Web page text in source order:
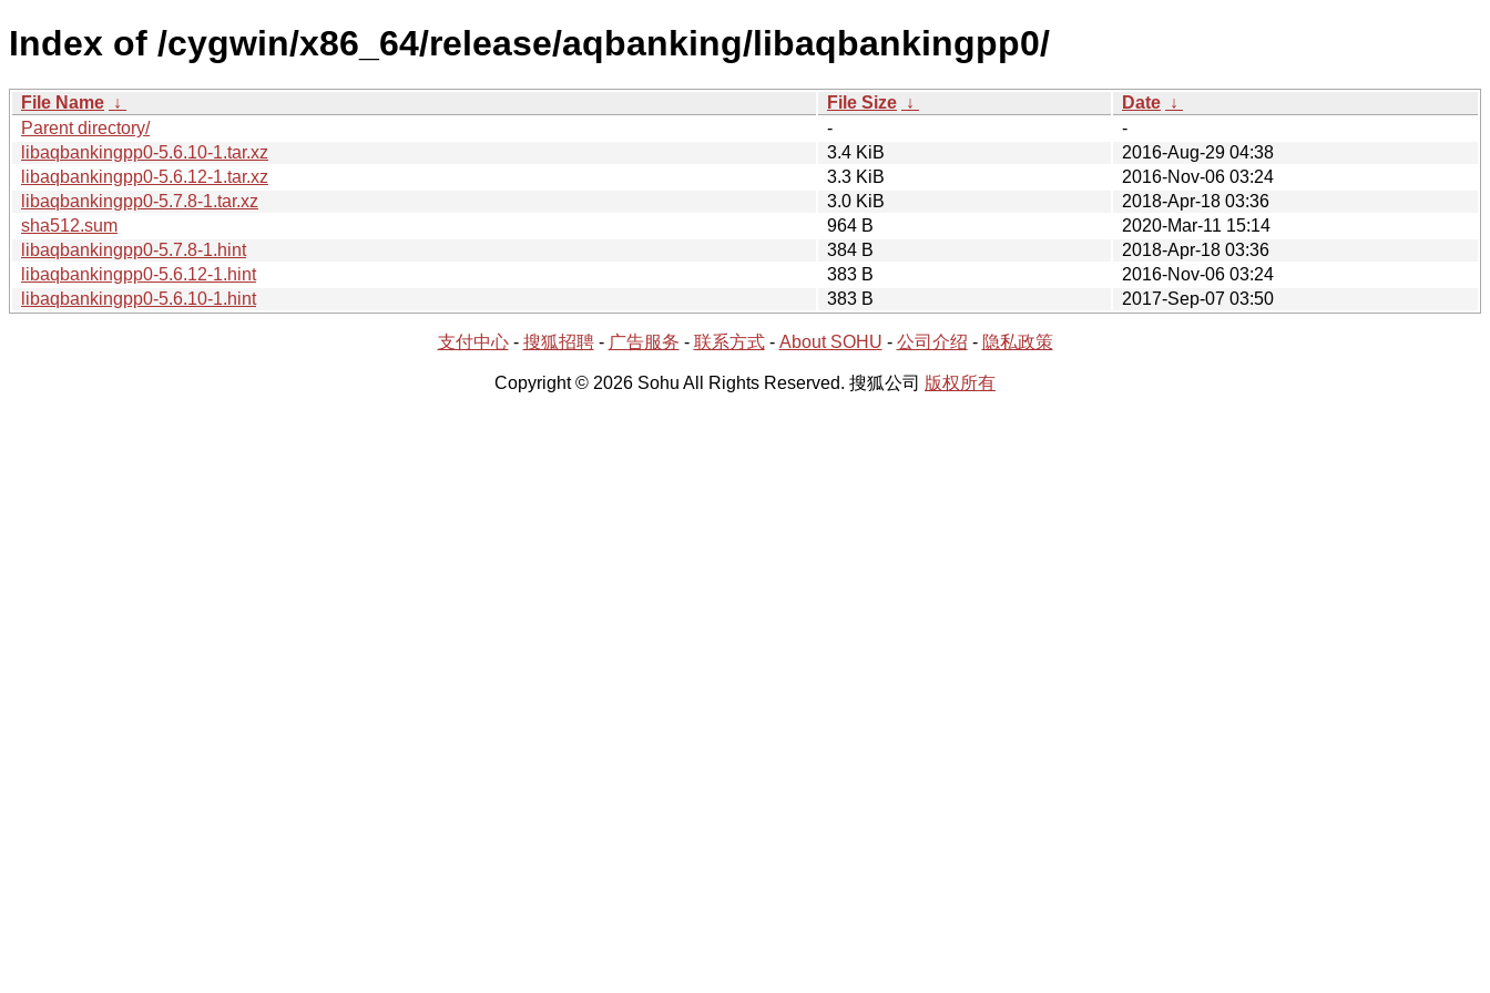
Index of /cygwin/x86_64/release/aqbanking/libaqbankingpp0/
File Name ↓ File Size ↓ Date ↓
Parent directory/
-
-
libaqbankingpp0-5.6.10-1.tar.xz
3.4 KiB
2016-Aug-29 04:38
libaqbankingpp0-5.6.12-1.tar.xz
3.3 KiB
2016-Nov-06 03:24
libaqbankingpp0-5.7.8-1.tar.xz
3.0 KiB
2018-Apr-18 03:36
sha512.sum
964 B
2020-Mar-11 15:14
libaqbankingpp0-5.7.8-1.hint
384 B
2018-Apr-18 03:36
libaqbankingpp0-5.6.12-1.hint
383 B
2016-Nov-06 03:24
libaqbankingpp0-5.6.10-1.hint
383 B 2017-Sep-07 03:50
支付中心- 搜狐招聘- 广告服务 - 联系方式- About SOHU - 公司介绍 - 隐私政策
Copyright © 2026 Sohu All Rights Reserved. 搜狐公司 版权所有